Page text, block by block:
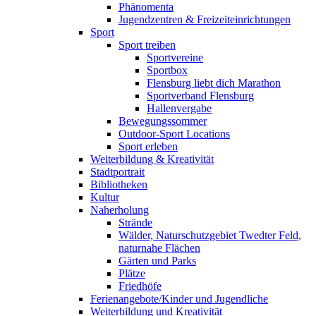
Phänomenta
Jugendzentren & Freizeiteinrichtungen
Sport
Sport treiben
Sportvereine
Sportbox
Flensburg liebt dich Marathon
Sportverband Flensburg
Hallenvergabe
Bewegungssommer
Outdoor-Sport Locations
Sport erleben
Weiterbildung & Kreativität
Stadtportrait
Bibliotheken
Kultur
Naherholung
Strände
Wälder, Naturschutzgebiet Twedter Feld,
naturnahe Flächen
Gärten und Parks
Plätze
Friedhöfe
Ferienangebote/Kinder und Jugendliche
Weiterbildung und Kreativität